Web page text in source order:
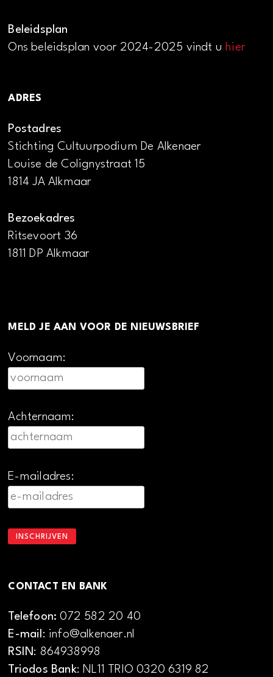
Beleidsplan
Ons beleidsplan voor 2024-2025 vindt uhier
ADRES
Postadres
Stichting Cultuurpodium De Alkenaer
Louise de Colignystraat 15
1814 JA Alkmaar
Bezoekadres
Ritsevoort 36
1811 DP Alkmaar
MELD JE AAN VOOR DE NIEUWSBRIEF
Voornaam:
Achternaam:
E-mailadres:
CONTACT EN BANK
Telefoon:072 582 20 40
E-mail: info@alkenaer.nl
RSIN: 864938998
Triodos Bank: NL11 TRIO 0320 6319 82